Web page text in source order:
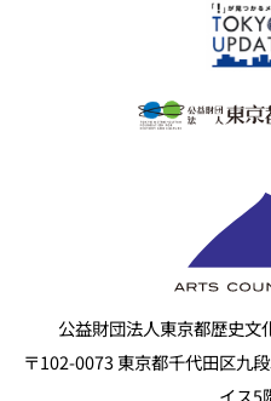
公益財団法人東京都歴史文
〒102-0073 東京都千代田区九
イス5